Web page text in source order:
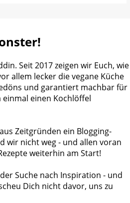
Seit 2017 zeigen wir Euch, wie
allem lecker die vegane Küche
und garantiert machbar für
einmal einen Kochlöffel
Zeitgründen ein Blogging-
wir nicht weg - und allen voran
weiterhin am Start!
Suche nach Inspiration - und
Dich nicht davor, uns zu